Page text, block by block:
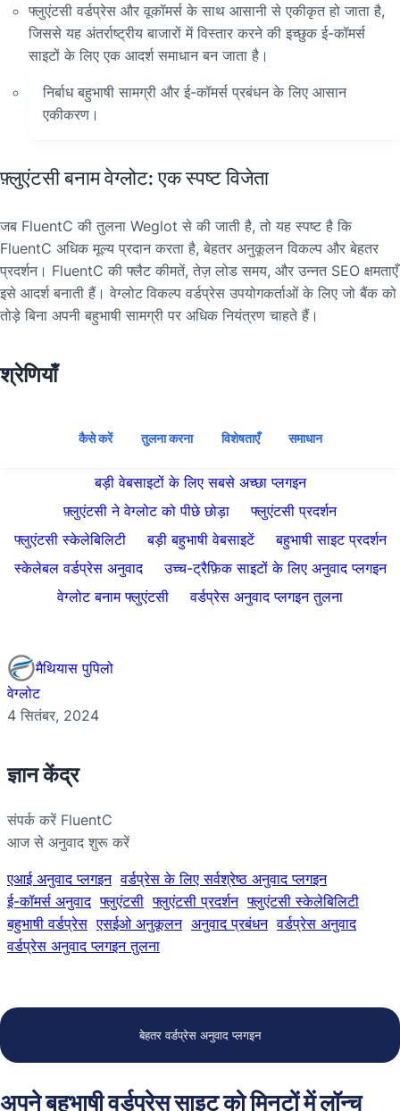
फ्लुएंटसी वर्डप्रेस और वूकॉमर्स के साथ आसानी से एकीकृत हो जाता है,
जिससे यह अंतर्राष्ट्रीय बाजारों में विस्तार करने की इच्छुक ई-कॉमर्स
साइटों के लिए एक आदर्श समाधान बन जाता है।
निर्बाध बहुभाषी सामग्री और ई-कॉमर्स प्रबंधन के लिए आसान
एकीकरण।
फ़्लुएंटसी बनाम वेग्लोट: एक स्पष्ट विजेता
जब FluentC की तुलना Weglot से की जाती है, तो यह स्पष्ट है कि
FluentC अधिक मूल्य प्रदान करता है, बेहतर अनुकूलन विकल्प और बेहतर
प्रदर्शन। FluentC की फ्लैट कीमतें, तेज़ लोड समय, और उन्नत SEO क्षमताएँ
इसे आदर्श बनाती हैं। वेग्लोट विकल्प वर्डप्रेस उपयोगकर्ताओं के लिए जो बैंक को
तोड़े बिना अपनी बहुभाषी सामग्री पर अधिक नियंत्रण चाहते हैं।
श्रेणियाँ
कैसे करें तुलना करना विशेषताएँ समाधान
बड़ी वेबसाइटों के लिए सबसे अच्छा प्लगइन
फ़्लुएंटसी ने वेग्लोट को पीछे छोड़ा
फ्लुएंटसी प्रदर्शन
फ्लुएंटसी स्केलेबिलिटी
बड़ी बहुभाषी वेबसाइटें
बहुभाषी साइट प्रदर्शन
स्केलेबल वर्डप्रेस अनुवाद
उच्च-ट्रैफ़िक साइटों के लिए अनुवाद प्लगइन
वेग्लोट बनाम फ्लुएंटसी
वर्डप्रेस अनुवाद प्लगइन तुलना
मैथियास पुपिलो
वेग्लोट
4 सितंबर, 2024
ज्ञान केंद्र
संपर्क करें FluentC
आज से अनुवाद शुरू करें
एआई अनुवाद प्लगइन वर्डप्रेस के लिए सर्वश्रेष्ठ अनुवाद प्लगइन
ई-कॉमर्स अनुवाद फ्लुएंटसी फ्लुएंटसी प्रदर्शन फ्लुएंटसी स्केलेबिलिटी
बहुभाषी वर्डप्रेस एसईओ अनुकूलन अनुवाद प्रबंधन वर्डप्रेस अनुवाद
वर्डप्रेस अनुवाद प्लगइन तुलना
बेहतर वर्डप्रेस अनुवाद प्लगइन
अपने बहुभाषी वर्डप्रेस साइट को मिनटों में लॉन्च